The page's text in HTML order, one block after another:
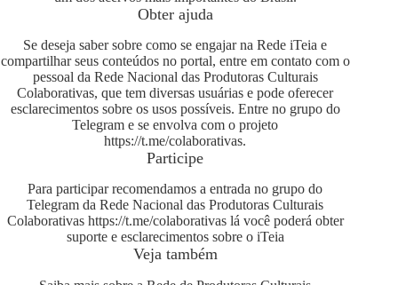
Obter ajuda
Se deseja saber sobre como se engajar na Rede iTeia e
compartilhar seus conteúdos no portal, entre em contato com o
pessoal da Rede Nacional das Produtoras Culturais
Colaborativas, que tem diversas usuárias e pode oferecer
esclarecimentos sobre os usos possíveis. Entre no grupo do
Telegram e se envolva com o projeto
https://t.me/colaborativas.
Participe
Para participar recomendamos a entrada no grupo do
Telegram da Rede Nacional das Produtoras Culturais
Colaborativas https://t.me/colaborativaslá você poderá obter
suporte e esclarecimentos sobre o iTeia
Veja também